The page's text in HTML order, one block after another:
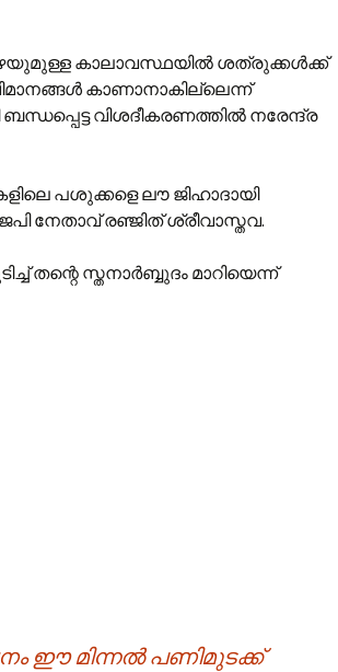
കാലാവസ്ഥയിൽ ശത്രുക്കൾക്ക്
കാണാനാകില്ലെന്ന്
വിശദീകരണത്തിൽ നരേന്ദ്ര
പശുക്കളെ ലൗ ജിഹാദായി
നേതാവ് രഞ്ജിത് ശ്രീവാസ്തവ.
തന്റെ സ്തനാർബ്ബുദം മാറിയെന്ന്
ഈ മിന്നൽ പണിമുടക്ക്